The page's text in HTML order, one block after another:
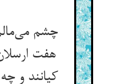
چشم
هفت
کیانند و چه